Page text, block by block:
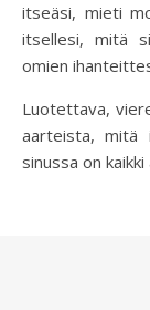
itseäsi, mieti
itsellesi, mitä
omien
Luotettava,
aarteista, mitä
sinussa on